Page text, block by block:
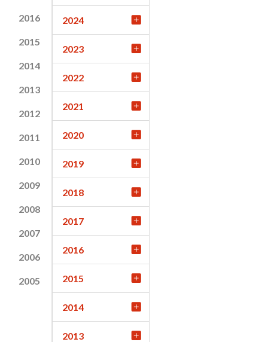
2016
2015
2014
2013
2012
2011
2010
2009
2008
2007
2006
2005
2024
2023
2022
2021
2020
2019
2018
2017
2016
2015
2014
2013